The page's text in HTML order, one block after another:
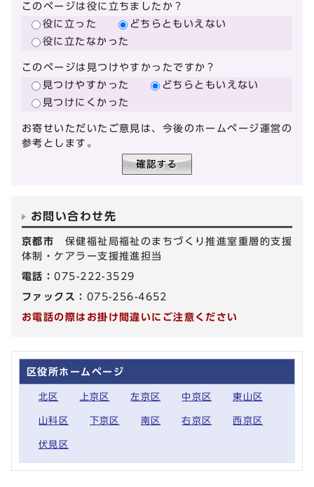
このページは役に立ちましたか？
役に立った
どちらともいえない
役に立たなかった
このページは見つけやすかったですか？
見つけやすかった
どちらともいえない
見つけにくかった
お寄せいただいたご意見は、今後のホームページ運営の
参考とします。
お問い合わせ先
京都市 保健福祉局福祉のまちづくり推進室重層的支援
体制・ケアラー支援推進担当
電話：075-222-3529
ファックス： 075-256-4652
お電話の際はお掛け間違いにご注意ください
区役所ホームページ
北区 上京区 左京区 中京区 東山区
山科区 下京区 南区 右京区 西京区
伏見区